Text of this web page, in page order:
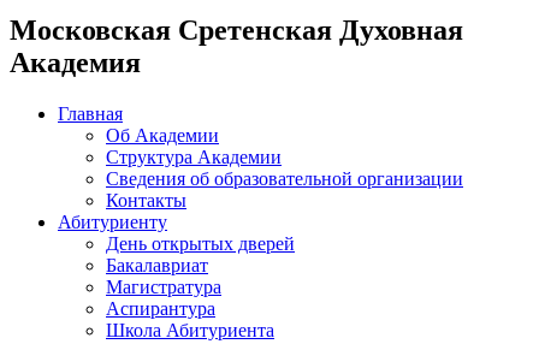
Московская Сретенская Духовная
Академия
Главная
Об Академии
Структура Академии
Сведения об образовательной организации
Контакты
Абитуриенту
День открытых дверей
Бакалавриат
Магистратура
Аспирантура
Школа Абитуриента